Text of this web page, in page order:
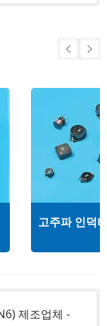
고주파 인덕
제조업체 -